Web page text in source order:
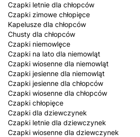
Czapki letnie dla chłopców
Czapki zimowe chłopięce
Kapelusze dla chłopców
Chusty dla chłopców
Czapki niemowlęce
Czapki na lato dla niemowląt
Czapki wiosenne dla niemowląt
Czapki jesienne dla niemowląt
Czapki jesienne dla chłopców
Czapki wiosenne dla chłopców
Czapki chłopięce
Czapki dla dziewczynek
Czapki letnie dla dziewczynek
Czapki wiosenne dla dziewczynek